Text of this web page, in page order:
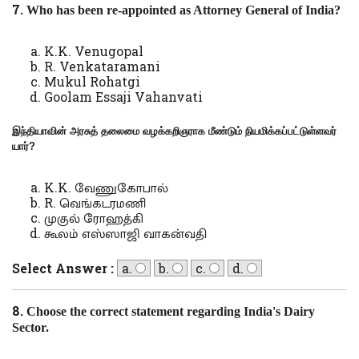
7.Who has been re-appointed as Attorney General of India?
K.K. Venugopal
R. Venkataramani
Mukul Rohatgi
Goolam Essaji Vahanvati
இந்தியாவின் அரசுத் தலைமை வழக்கறிஞராக மீண்டும் நியமிக்கப்பட்டுள்ளவர்
யார்?
K.K. வேணுகோபால்
R. வெங்கடரமணி
முகுல் ரோஹத்கி
கூலம் எஸ்ஸாஜி வாகன்வதி
Select Answer : a. b. c. d.
8.Choose the correct statement regarding India's Dairy
Sector.